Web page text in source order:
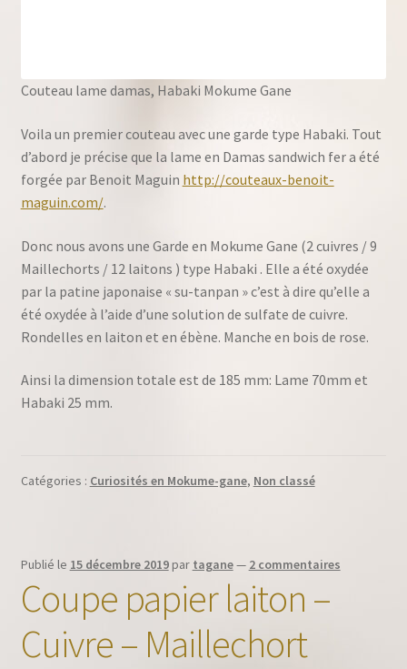
Couteau lame damas, Habaki Mokume Gane
Voila un premier couteau avec une garde type Habaki. Tout
d’abord je précise que la lame en Damas sandwich fer a été
forgée par Benoit Maguin http://couteaux-benoit-
maguin.com/.
Donc nous avons une Garde en Mokume Gane (2 cuivres / 9
Maillechorts / 12 laitons ) type Habaki . Elle a été oxydée
par la patine japonaise « su-tanpan » c’est à dire qu’elle a
été oxydée à l’aide d’une solution de sulfate de cuivre.
Rondelles en laiton et en ébène. Manche en bois de rose.
Ainsi la dimension totale est de 185 mm: Lame 70mm et
Habaki 25 mm.
Catégories : Curiosités en Mokume-gane, Non classé
Publié le 15 décembre 2019par tagane— 2 commentaires
Coupe papier laiton –
Cuivre – Maillechort